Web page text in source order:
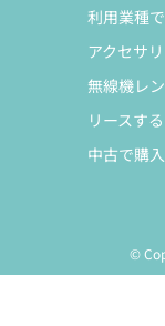
利用業種
アクセサ
無線機レ
リースす
中古で購
©